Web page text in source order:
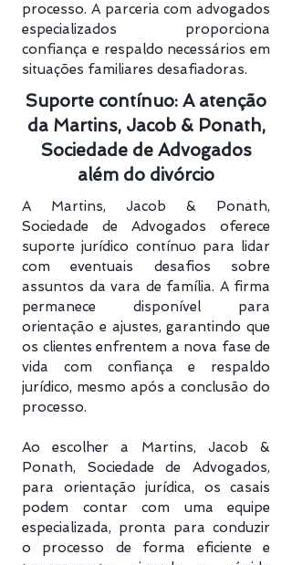
processo. A parceria com advogados
especializados proporciona
confiança e respaldo necessários em
situações familiares desafiadoras.
Suporte contínuo: A atenção
da Martins, Jacob & Ponath,
Sociedade de Advogados
além do divórcio
A Martins, Jacob & Ponath,
Sociedade de Advogados oferece
suporte jurídico contínuo para lidar
com eventuais desafios sobre
assuntos da vara de família. A firma
permanece disponível para
orientação e ajustes, garantindo que
os clientes enfrentem a nova fase de
vida com confiança e respaldo
jurídico, mesmo após a conclusão do
processo.
Ao escolher a Martins, Jacob &
Ponath, Sociedade de Advogados,
para orientação jurídica, os casais
podem contar com uma equipe
especializada, pronta para conduzir
o processo de forma eficiente e